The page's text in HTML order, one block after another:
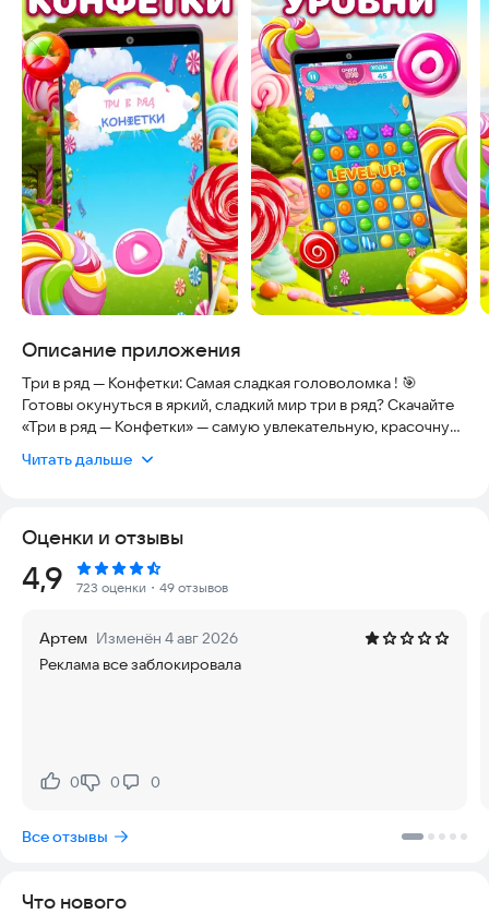
Описание приложения
Три в ряд — Конфетки: Самая сладкая головоломка ! 🎯
Готовы окунуться в яркий, сладкий мир три в ряд? Скачайте
«Три в ряд — Конфетки» — самую увлекательную, красочную
это новый вызов, а каждая победа приносит сладкое
Это не просто игра три в ряд, а настоящий аркадный пазл,
сочетающий в себе логику, стратегию и азарт. Ломайте,
взрывайте и комбинируйте вкусные конфеты, проходите
сотни уровней и становитесь мастером сладких комбо!
✅ Красочная графика и анимация — каждый уровень словно
сказка о сладостях
элементы
✅ Офлайн-режим — играйте в три в ряд без интернета где
🍭 Как играть?
Читать дальше
Оценки и отзывы
Рейтинг:
4,9 723 оценки ・49 отзывов
Артем Изменён 4 авг 2026
Реклама все заблокировала
Нравится:
0Не нравится:
0 0
Все отзывы
Что нового